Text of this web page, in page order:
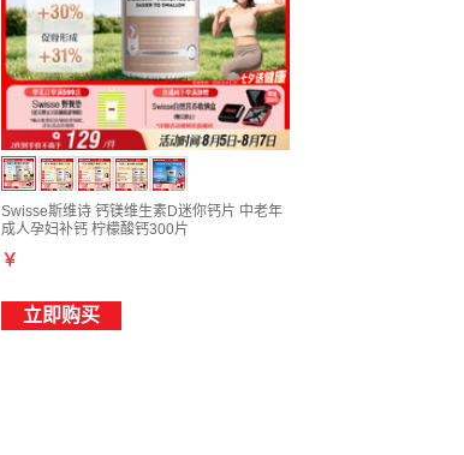
Swisse斯维诗 钙镁维生素D迷你钙片 中老年
成人孕妇补钙 柠檬酸钙300片
￥
立即购买